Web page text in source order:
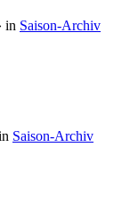
in Saison-Archiv
Saison-Archiv